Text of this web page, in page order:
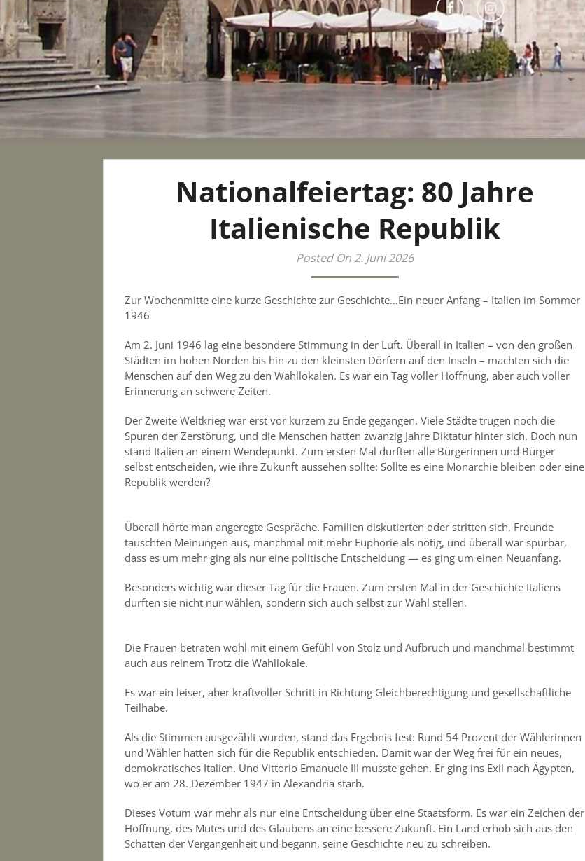
Nationalfeiertag: 80 Jahre
Italienische Republik
Posted On 2. Juni 2026
Zur Wochenmitte eine kurze Geschichte zur Geschichte…Ein neuer Anfang – Italien im Sommer
1946
Am 2. Juni 1946 lag eine besondere Stimmung in der Luft. Überall in Italien – von den großen
Städten im hohen Norden bis hin zu den kleinsten Dörfern auf den Inseln – machten sich die
Menschen auf den Weg zu den Wahllokalen. Es war ein Tag voller Hoffnung, aber auch voller
Erinnerung an schwere Zeiten.
Der Zweite Weltkrieg war erst vor kurzem zu Ende gegangen. Viele Städte trugen noch die
Spuren der Zerstörung, und die Menschen hatten zwanzig Jahre Diktatur hinter sich. Doch nun
stand Italien an einem Wendepunkt. Zum ersten Mal durften alle Bürgerinnen und Bürger
selbst entscheiden, wie ihre Zukunft aussehen sollte: Sollte es eine Monarchie bleiben oder eine
Republik werden?
Überall hörte man angeregte Gespräche. Familien diskutierten oder stritten sich, Freunde
tauschten Meinungen aus, manchmal mit mehr Euphorie als nötig, und überall war spürbar,
dass es um mehr ging als nur eine politische Entscheidung — es ging um einen Neuanfang.
Besonders wichtig war dieser Tag für die Frauen. Zum ersten Mal in der Geschichte Italiens
durften sie nicht nur wählen, sondern sich auch selbst zur Wahl stellen.
Die Frauen betraten wohl mit einem Gefühl von Stolz und Aufbruch und manchmal bestimmt
auch aus reinem Trotz die Wahllokale.
Es war ein leiser, aber kraftvoller Schritt in Richtung Gleichberechtigung und gesellschaftliche
Teilhabe.
Als die Stimmen ausgezählt wurden, stand das Ergebnis fest: Rund 54 Prozent der Wählerinnen
und Wähler hatten sich für die Republik entschieden. Damit war der Weg frei für ein neues,
demokratisches Italien. Und Vittorio Emanuele III musste gehen. Er ging ins Exil nach Ägypten,
wo er am 28. Dezember 1947 in Alexandria starb.
Dieses Votum war mehr als nur eine Entscheidung über eine Staatsform. Es war ein Zeichen der
Hoffnung, des Mutes und des Glaubens an eine bessere Zukunft. Ein Land erhob sich aus den
Schatten der Vergangenheit und begann, seine Geschichte neu zu schreiben.